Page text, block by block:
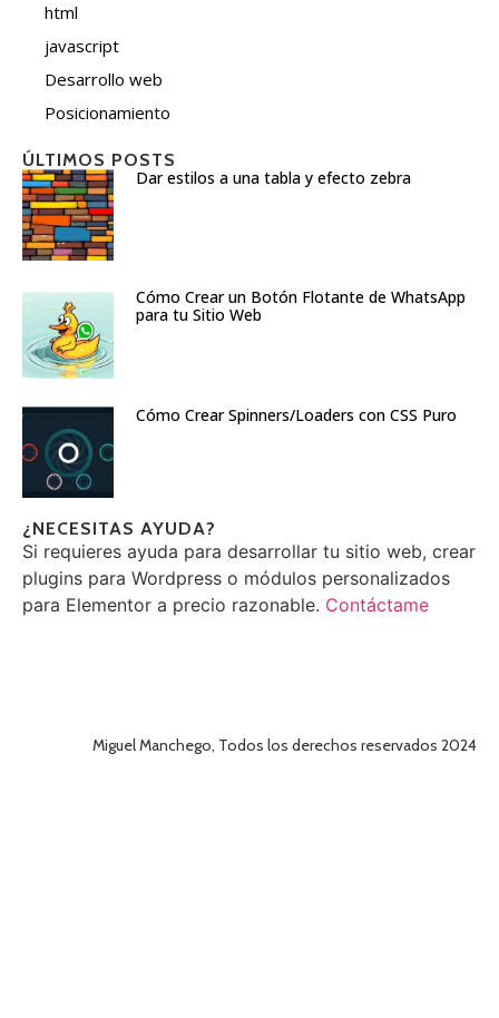
html
javascript
Desarrollo web
Posicionamiento
ÚLTIMOS POSTS
Dar estilos a una tabla y efecto zebra
Cómo Crear un Botón Flotante de WhatsApp
para tu Sitio Web
Cómo Crear Spinners/Loaders con CSS Puro
¿NECESITAS AYUDA?
Si requieres ayuda para desarrollar tu sitio web, crear
plugins para Wordpress o módulos personalizados
para Elementor a precio razonable. Contáctame
Miguel Manchego, Todos los derechos reservados 2024